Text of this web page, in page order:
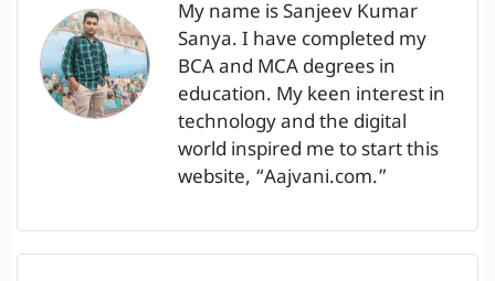
My name is Sanjeev Kumar
Sanya. I have completed my
BCA and MCA degrees in
education. My keen interest in
technology and the digital
world inspired me to start this
website, “Aajvani.com.”